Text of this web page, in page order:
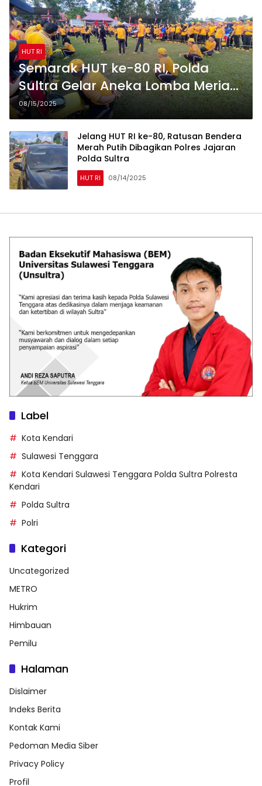
HUT RI
Semarak HUT ke-80 RI, Polda
Sultra Gelar Aneka Lomba Meriah
dengan Hadiah Menarik
08/15/2025
Jelang HUT RI ke-80, Ratusan Bendera
Merah Putih Dibagikan Polres Jajaran
Polda Sultra
HUT RI 08/14/2025
Label
Kota Kendari
Sulawesi Tenggara
Kota Kendari Sulawesi Tenggara Polda Sultra Polresta
Kendari
Polda Sultra
Polri
Kategori
Uncategorized
METRO
Hukrim
Himbauan
Pemilu
Halaman
Dislaimer
Indeks Berita
Kontak Kami
Pedoman Media Siber
Privacy Policy
Profil